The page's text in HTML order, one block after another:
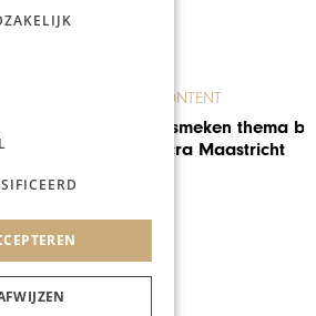
BRANDED CONTENT
Bidden en smeken thema bij
Musica Sacra Maastricht